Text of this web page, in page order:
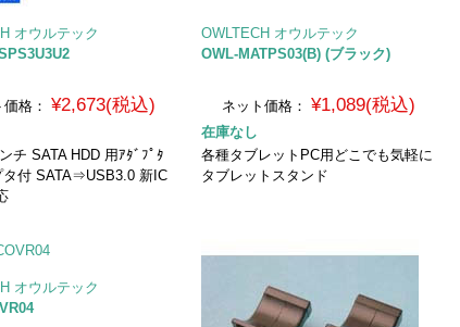
オウルテック
格： ¥2,673(税込)
チ SATA HDD 用ｱﾀﾞﾌﾟﾀ
タ付 SATA⇒USB3.0 新IC
OWLTECH オウルテック
OWL-MATPS03(B) (ブラック)
ネット価格： ¥1,089(税込)
在庫なし
各種タブレットPC用どこでも気軽に
タブレットスタンド
オウルテック